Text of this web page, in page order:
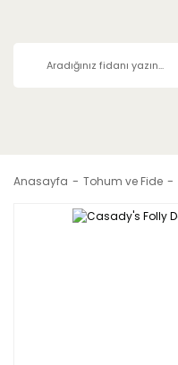
Anasayfa Tohum ve Fide